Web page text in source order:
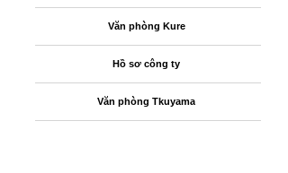
Văn phòng Kure
Hồ sơ công ty
Văn phòng Tkuyama